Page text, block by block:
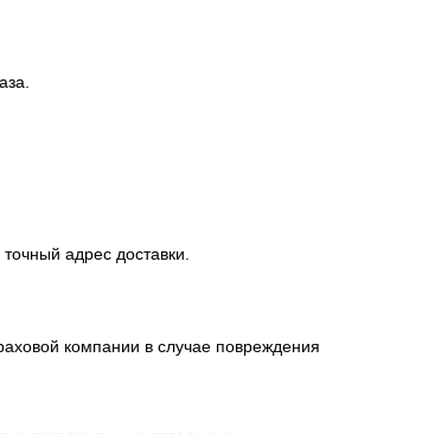
адрес доставки.
компании в случае повреждения